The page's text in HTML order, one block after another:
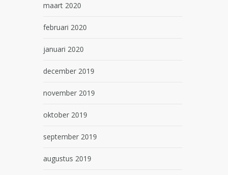
maart 2020
februari 2020
januari 2020
december 2019
november 2019
oktober 2019
september 2019
augustus 2019